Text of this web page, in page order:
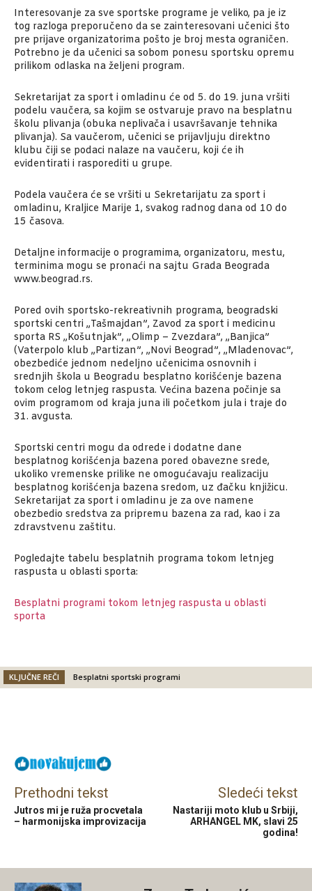
Interesovanje za sve sportske programe je veliko, pa je iz
tog razloga preporučeno da se zainteresovani učenici što
pre prijave organizatorima pošto je broj mesta ograničen.
Potrebno je da učenici sa sobom ponesu sportsku opremu
prilikom odlaska na željeni program.
Sekretarijat za sport i omladinu će od 5. do 19. juna vršiti
podelu vaučera, sa kojim se ostvaruje pravo na besplatnu
školu plivanja (obuka neplivača i usavršavanje tehnika
plivanja). Sa vaučerom, učenici se prijavljuju direktno
klubu čiji se podaci nalaze na vaučeru, koji će ih
evidentirati i rasporediti u grupe.
Podela vaučera će se vršiti u Sekretarijatu za sport i
omladinu, Kraljice Marije 1, svakog radnog dana od 10 do
15 časova.
Detaljne informacije o programima, organizatoru, mestu,
terminima mogu se pronaći na sajtu Grada Beograda
www.beograd.rs.
Pored ovih sportsko-rekreativnih programa, beogradski
sportski centri „Tašmajdan”, Zavod za sport i medicinu
sporta RS „Košutnjak”, „Olimp – Zvezdara”, „Banjica”
(Vaterpolo klub „Partizan”, „Novi Beograd”, „Mladenovac”,
obezbediće jednom nedeljno učenicima osnovnih i
srednjih škola u Beogradu besplatno korišćenje bazena
tokom celog letnjeg raspusta. Većina bazena počinje sa
ovim programom od kraja juna ili početkom jula i traje do
31. avgusta.
Sportski centri mogu da odrede i dodatne dane
besplatnog korišćenja bazena pored obavezne srede,
ukoliko vremenske prilike ne omogućavaju realizaciju
besplatnog korišćenja bazena sredom, uz đačku knjižicu.
Sekretarijat za sport i omladinu je za ove namene
obezbedio sredstva za pripremu bazena za rad, kao i za
zdravstvenu zaštitu.
Pogledajte tabelu besplatnih programa tokom letnjeg
raspusta u oblasti sporta:
Besplatni programi tokom letnjeg raspusta u oblasti
sporta
KLJUČNE REČI Besplatni sportski programi
Prethodni tekst
Jutros mi je ruža procvetala
– harmonijska improvizacija
Sledeći tekst
Nastariji moto klub u Srbiji,
ARHANGEL MK, slavi 25
godina!